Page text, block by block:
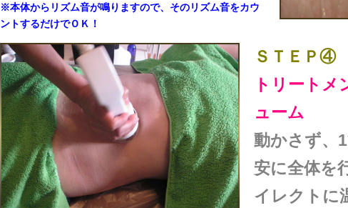
※本体からリズム音が鳴りますので、そのリズム音をカウ
ントするだけでＯＫ！
ＳＴＥＰ④
トリートメ
ューム
動かさず、
安に全体を
イレクトに